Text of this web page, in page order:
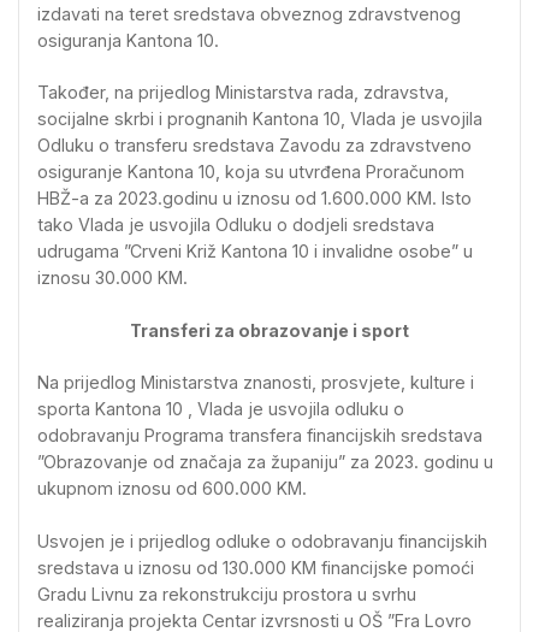
izdavati na teret sredstava obveznog zdravstvenog
osiguranja Kantona 10.
Također, na prijedlog Ministarstva rada, zdravstva,
socijalne skrbi i prognanih Kantona 10, Vlada je usvojila
Odluku o transferu sredstava Zavodu za zdravstveno
osiguranje Kantona 10, koja su utvrđena Proračunom
HBŽ-a za 2023.godinu u iznosu od 1.600.000 KM. Isto
tako Vlada je usvojila Odluku o dodjeli sredstava
udrugama ”Crveni Križ Kantona 10 i invalidne osobe” u
iznosu 30.000 KM.
Transferi za obrazovanje i sport
Na prijedlog Ministarstva znanosti, prosvjete, kulture i
sporta Kantona 10 , Vlada je usvojila odluku o
odobravanju Programa transfera financijskih sredstava
”Obrazovanje od značaja za županiju” za 2023. godinu u
ukupnom iznosu od 600.000 KM.
Usvojen je i prijedlog odluke o odobravanju financijskih
sredstava u iznosu od 130.000 KM financijske pomoći
Gradu Livnu za rekonstrukciju prostora u svrhu
realiziranja projekta Centar izvrsnosti u OŠ ”Fra Lovro